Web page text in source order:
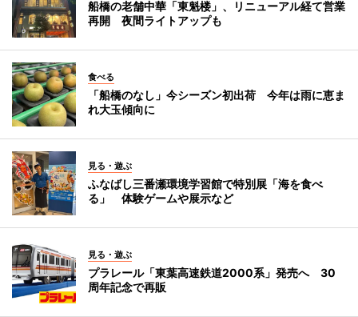
船橋の老舗中華「東魁楼」、リニューアル経て営業
再開 夜間ライトアップも
食べる
「船橋のなし」今シーズン初出荷 今年は雨に恵ま
れ大玉傾向に
見る・遊ぶ
ふなばし三番瀬環境学習館で特別展「海を食べ
る」 体験ゲームや展示など
見る・遊ぶ
プラレール「東葉高速鉄道2000系」発売へ 30
周年記念で再販